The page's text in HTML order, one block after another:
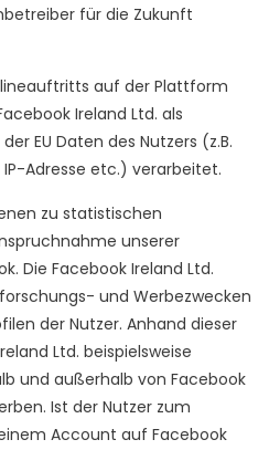
für die Zukunft
auf der Plattform
Ireland Ltd. als
EU Daten des Nutzers (z.B.
Adresse etc.) verarbeitet.
zu statistischen
unserer
Die Facebook Ireland Ltd.
und Werbezwecken
der Nutzer. Anhand dieser
Ltd. beispielsweise
und außerhalb von Facebook
Ist der Nutzer zum
Account auf Facebook